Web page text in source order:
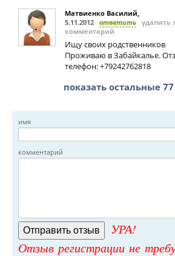
Матвиенко Василий,
5.11.2012 ответить удалить
комментарий
Ищу своих родственников
Проживаю в Забайкалье.
телефон: +79242762818
показать остальные
имя
комментарий
УРА!
Отзыв регистрации не